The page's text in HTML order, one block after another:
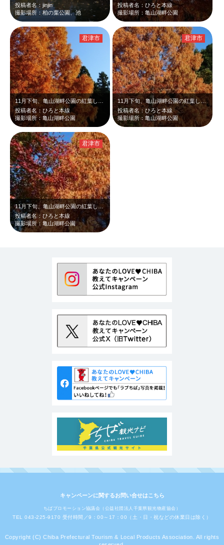
投稿者名：jinjin
撮影場所：柏の葉公園、池
投稿者名：ひろと本線
撮影場所：亀山湖畔公園
投稿者名：ひろと本線
撮影場所：亀山湖畔公園
君津市
11月下旬、亀山湖畔公園の紅葉したメタセコイヤが、青い空に映えてとても綺麗でし…
投稿者名：ひろと本線
撮影場所：亀山湖畔公園
君津市
11月下旬、亀山湖畔公園の紅葉したメタセコイヤともみじのツーショットです。ちょ…
投稿者名：ひろと本線
撮影場所：亀山湖畔公園
君津市
キャンペーンに関するお問い合せはこちら
ちばプロモーション協議会（公益社団法人千葉県観光物産協会）
TEL 043-225-9170 受付時間／9：00～17：00（土・日・祝などの休業日は除く）
Copyright (C) Chiba Prefectural Tourism & Local Products Association. All rights